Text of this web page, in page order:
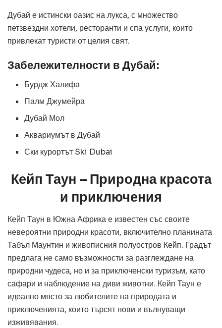
Дубай е истински оазис на лукса, с множество
петзвездни хотели, ресторанти и спа услуги, които
привлекат туристи от целия свят.
Забележителности в Дубай:
Бурдж Халифа
Палм Джумейра
Дубай Мол
Аквариумът в Дубай
Ски курортът Ski Dubai
Кейп Таун – Природна красота
и приключения
Кейп Таун в Южна Африка е известен със своите
невероятни природни красоти, включително планината
Табъл Маунтин и живописния полуостров Кейп. Градът
предлага не само възможности за разглеждане на
природни чудеса, но и за приключенски туризъм, като
сафари и наблюдение на диви животни. Кейп Таун е
идеално място за любителите на природата и
приключенията, които търсят нови и вълнуващи
изживявания.